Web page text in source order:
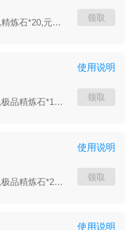
随机神石盒*4,朱雀精华*15,精炼石*20,元宝*40000
领取
随机神石盒*1,朱雀精华*10,极品精炼石*10,元宝*40000
使用说明
领取
随机神石盒*3,青龙精华*50,极品精炼石*20,元宝*30000
使用说明
领取
使用说明